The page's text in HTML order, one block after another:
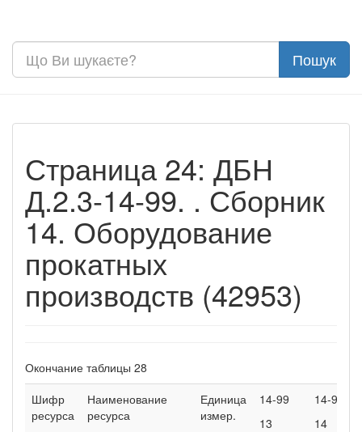
Страница 24: ДБН
Д.2.3-14-99. . Сборник
14. Оборудование
прокатных
производств (42953)
Окончание таблицы 28
Шифр
ресурса
Наименование
ресурса
Единица
измер.
14-99
13
14-99
14